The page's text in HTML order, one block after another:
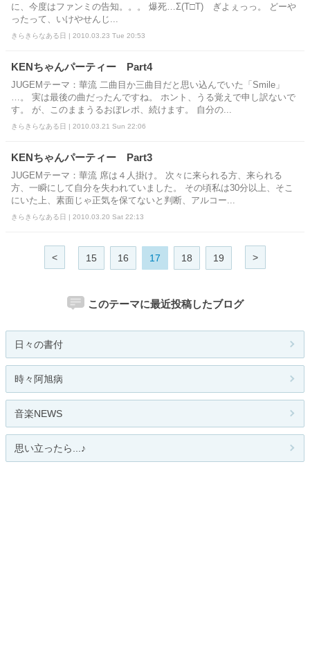
に、今度はファンミの告知。。。 爆死…Σ(T□T) ぎよぇっっ。 どーや
ったって、いけやせんじ...
きらきらなある日 | 2010.03.23 Tue 20:53
KENちゃんパーティー Part4
JUGEMテーマ：華流 二曲目か三曲目だと思い込んでいた「Smile」
…。 実は最後の曲だったんですね。 ホント、うる覚えで申し訳ないで
す。 が、このままうるおぼレポ、続けます。 自分の...
きらきらなある日 | 2010.03.21 Sun 22:06
KENちゃんパーティー Part3
JUGEMテーマ：華流 席は４人掛け。 次々に来られる方、来られる
方、一瞬にして自分を失われていました。 その頃私は30分以上、そこ
にいた上、素面じゃ正気を保てないと判断、アルコー...
きらきらなある日 | 2010.03.20 Sat 22:13
< 15 16 17 18 19 >
このテーマに最近投稿したブログ
日々の書付
時々阿旭病
音楽NEWS
思い立ったら...♪